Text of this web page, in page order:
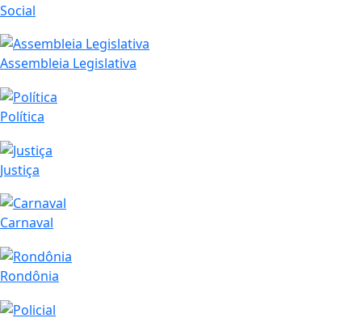
Social
Assembleia Legislativa
Política
Justiça
Carnaval
Rondônia